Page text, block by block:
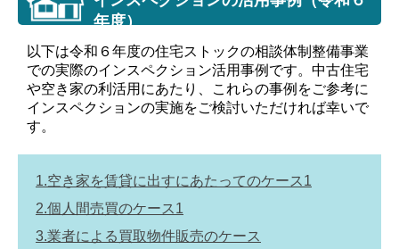
年度）
以下は令和６年度の住宅ストックの相談体制整備事業
での実際のインスペクション活用事例です。中古住宅
や空き家の利活用にあたり、これらの事例をご参考に
インスペクションの実施をご検討いただければ幸いで
す。
1.空き家を賃貸に出すにあたってのケース1
2.個人間売買のケース1
3.業者による買取物件販売のケース